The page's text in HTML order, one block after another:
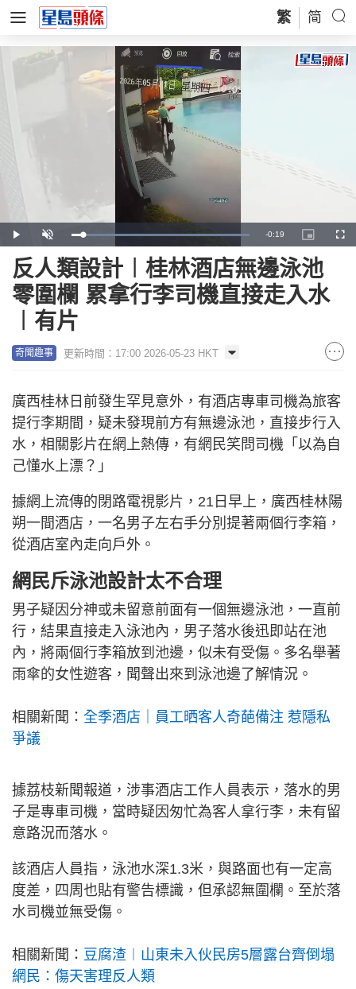
繁 简
Play Unmute Loaded:
100.00%
Remaining
Time
-0:19
Picture-
in-
反人類設計︱桂林酒店無邊泳池
零圍欄 累拿行李司機直接走入水
︱有片
奇聞趣事 更新時間：17:00 2026-05-23 HKT
廣西桂林日前發生罕見意外，有酒店專車司機為旅客
提行李期間，疑未發現前方有無邊泳池，直接步行入
水，相關影片在網上熱傳，有網民笑問司機「以為自
己懂水上漂？」
據網上流傳的閉路電視影片，21日早上，廣西桂林陽
朔一間酒店，一名男子左右手分別提著兩個行李箱，
從酒店室內走向戶外。
網民斥泳池設計太不合理
男子疑因分神或未留意前面有一個無邊泳池，一直前
行，結果直接走入泳池內，男子落水後迅即站在池
內，將兩個行李箱放到池邊，似未有受傷。多名舉著
雨傘的女性遊客，聞聲出來到泳池邊了解情況。
相關新聞： 全季酒店｜員工晒客人奇葩備注 惹隱私
爭議
據荔枝新聞報道，涉事酒店工作人員表示，落水的男
子是專車司機，當時疑因匆忙為客人拿行李，未有留
意路況而落水。
該酒店人員指，泳池水深1.3米，與路面也有一定高
度差，四周也貼有警告標識，但承認無圍欄。至於落
水司機並無受傷。
相關新聞： 豆腐渣︱山東未入伙民房5層露台齊倒塌
網民：傷天害理反人類